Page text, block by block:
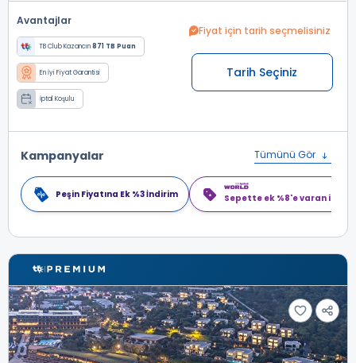
Avantajlar
TB Club Kazancın871 TB Puan
En İyi Fiyat Garantisi
İptal Koşulu
Fiyat için tarih seçmelisiniz
Tarih Seçiniz
Kampanyalar Tümünü Gör
Peşin Fiyatına Ek %3 İndirim Sepette ek %8'e varan